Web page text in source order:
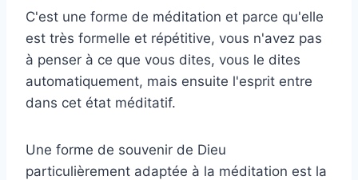
C'est une forme de méditation et parce qu'elle
est très formelle et répétitive, vous n'avez pas
à penser à ce que vous dites, vous le dites
automatiquement, mais ensuite l'esprit entre
dans cet état méditatif.
Une forme de souvenir de Dieu
particulièrement adaptée à la méditation est la